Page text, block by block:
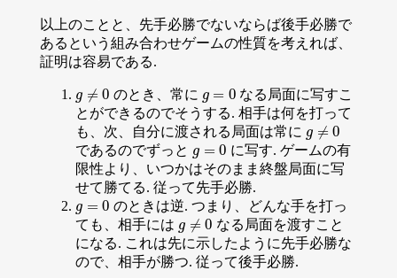
以上のことと、先手必勝でないならば後手必勝で
あるという組み合わせゲームの性質を考えれば、
証明は容易である.
g ≠ 0
g≠0 のとき、常に g = 0
g=0
なる局面に写すこ
とができるのでそうする. 相手は何を打って
も、次、自分に渡される局面は常に g ≠ 0
g≠0
であるのでずっと g = 0
g=0
に写す. ゲームの有
限性より、いつかはそのまま終盤局面に写
せて勝てる. 従って先手必勝.
g = 0
g=0
のときは逆. つまり、どんな手を打っ
ても、相手には g ≠ 0
g≠0
なる局面を渡すこと
になる. これは先に示したように先手必勝な
ので、相手が勝つ. 従って後手必勝.